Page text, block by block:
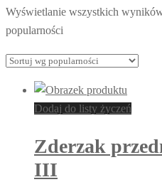
Wyświetlanie wszystkich
popularności
Dodaj do listy życzeń
Zderzak
III